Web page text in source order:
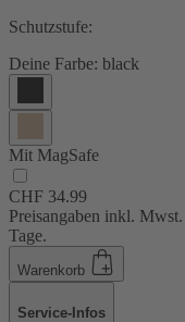
Schutzstufe:
Deine Farbe: black
Mit MagSafe
CHF 34.99
Preisangaben inkl.
Tage.
Warenkorb
Service-Infos